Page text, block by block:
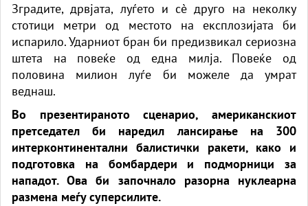
Зградите, дрвјата, луѓето и сè друго на неколку
стотици метри од местото на експлозијата би
испарило. Ударниот бран би предизвикал сериозна
штета на повеќе од една милја. Повеќе од
половина милион луѓе би можеле да умрат
веднаш.
Во презентираното сценарио, американскиот
претседател би наредил лансирање на 300
интерконтинентални балистички ракети, како и
подготовка на бомбардери и подморници за
нападот. Ова би започнало разорна нуклеарна
размена меѓу суперсилите.